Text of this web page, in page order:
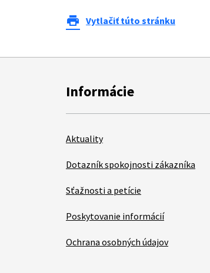
print Vytlačiť túto stránku
Informácie
Aktuality
Dotazník spokojnosti zákazníka
Sťažnosti a petície
Poskytovanie informácií
Ochrana osobných údajov